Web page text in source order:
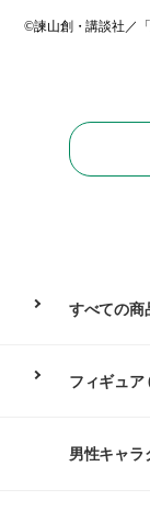
©諫山創・講談社／「
すべての商
フィギュア
男性キャラ